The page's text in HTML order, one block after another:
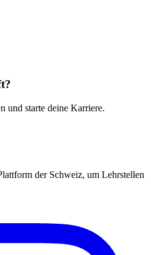
und starte deine Karriere.
der Schweiz, um Lehrstellen